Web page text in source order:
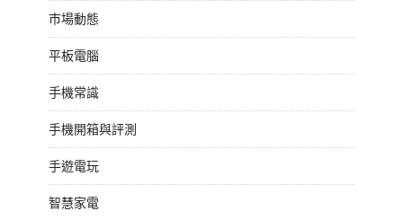
市場動態
平板電腦
手機常識
手機開箱與評測
手遊電玩
智慧家電